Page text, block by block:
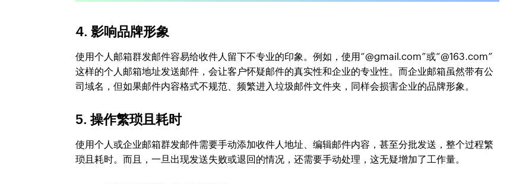
4.影响品牌形象
使用个人邮箱群发邮件容易给收件人留下不专业的印象。例如，使用“@gmail.com”或“@163.com”
这样的个人邮箱地址发送邮件，会让客户怀疑邮件的真实性和企业的专业性。而企业邮箱虽然带有公
司域名，但如果邮件内容格式不规范、频繁进入垃圾邮件文件夹，同样会损害企业的品牌形象。
5.操作繁琐且耗时
使用个人或企业邮箱群发邮件需要手动添加收件人地址、编辑邮件内容，甚至分批发送，整个过程繁
琐且耗时。而且，一旦出现发送失败或退回的情况，还需要手动处理，这无疑增加了工作量。